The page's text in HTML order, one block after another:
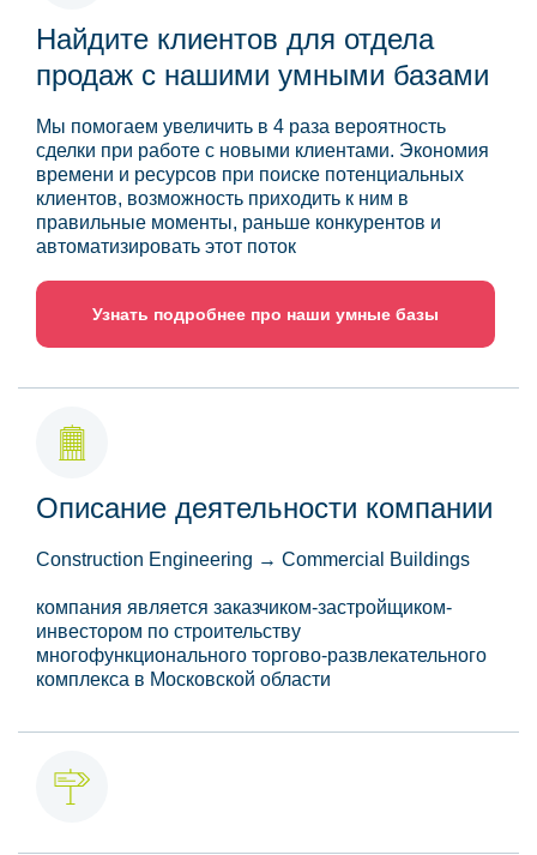
Найдите клиентов для отдела
продаж с нашими умными базами
Мы помогаем увеличить в 4 раза вероятность
сделки при работе с новыми клиентами. Экономия
времени и ресурсов при поиске потенциальных
клиентов, возможность приходить к ним в
правильные моменты, раньше конкурентов и
автоматизировать этот поток
Узнать подробнее про наши умные базы
Описание деятельности компании
Construction Engineering → Commercial Buildings
компания является заказчиком-застройщиком-
инвестором по строительству
многофункционального торгово-развлекательного
комплекса в Московской области